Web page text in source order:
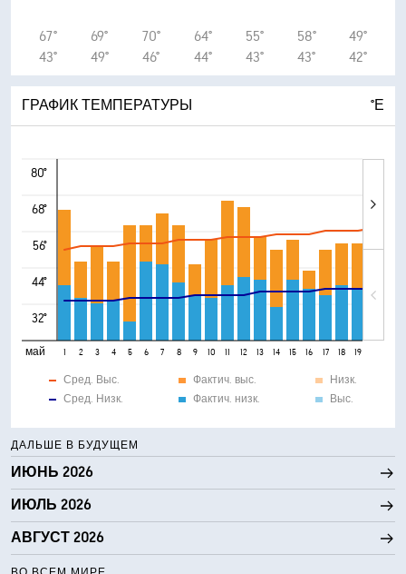
67°
43°
69°
49°
70°
46°
64°
44°
55°
43°
58°
43°
49°
42°
ГРАФИК ТЕМПЕРАТУРЫ °Е
80°
68°
56°
44°
32°
май 1 2 3 4 5 6 7 8 9 10 11 12 13 14 15 16 17 18 19
Сред. Выс.
Сред. Низк.
Фактич. выс.
Фактич. низк.
Низк.
Выс.
ДАЛЬШЕ В БУДУЩЕМ
ИЮНЬ 2026
ИЮЛЬ 2026
АВГУСТ 2026